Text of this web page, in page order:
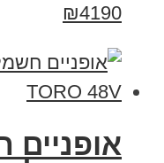
₪4190
אופניים